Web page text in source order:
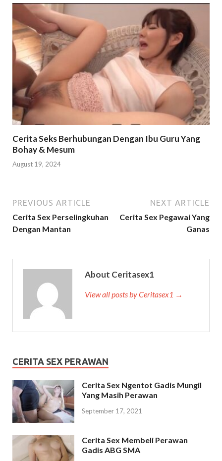
Cerita Seks Berhubungan Dengan Ibu Guru Yang
Bohay & Mesum
August 19, 2024
PREVIOUS ARTICLE
Cerita Sex Perselingkuhan
Dengan Mantan
NEXT ARTICLE
Cerita Sex Pegawai Yang
Ganas
About Ceritasex1
View all posts by Ceritasex1 →
CERITA SEX PERAWAN
Cerita Sex Ngentot Gadis Mungil
Yang Masih Perawan
September 17, 2021
Cerita Sex Membeli Perawan
Gadis ABG SMA